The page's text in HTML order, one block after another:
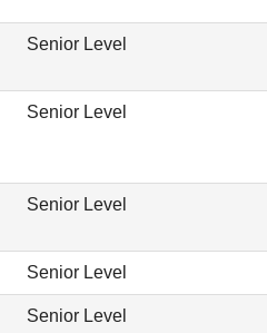
Senior Level
Senior Level
Senior Level
Senior Level
Senior Level